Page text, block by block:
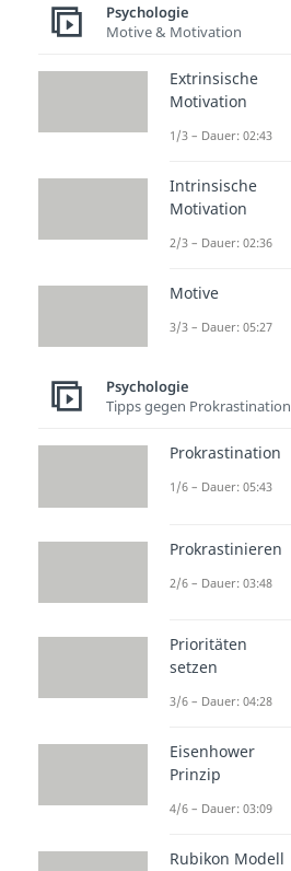
Psychologie
Motive & Motivation
Extrinsische
Motivation
1/3 – Dauer: 02:43
Intrinsische
Motivation
2/3 – Dauer: 02:36
Motive
3/3 – Dauer: 05:27
Psychologie
Tipps gegen Prokrastination
Prokrastination
1/6 – Dauer: 05:43
Prokrastinieren
2/6 – Dauer: 03:48
Prioritäten
setzen
3/6 – Dauer: 04:28
Eisenhower
Prinzip
4/6 – Dauer: 03:09
Rubikon Modell